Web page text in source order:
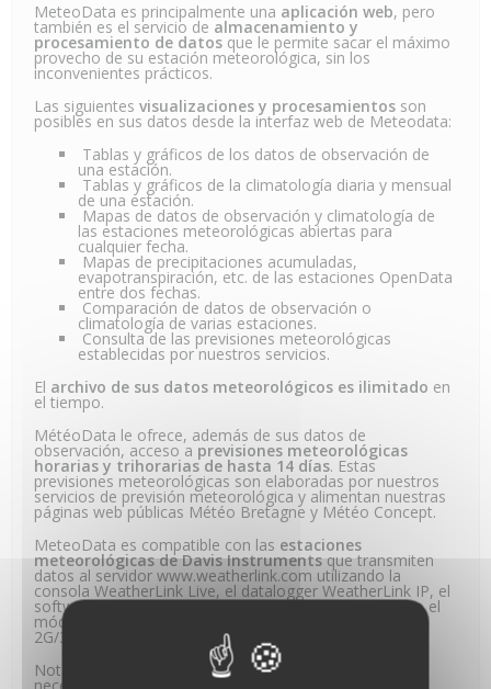
MeteoData es principalmente una aplicación web, pero
también es el servicio de almacenamiento y
procesamiento de datos que le permite sacar el máximo
provecho de su estación meteorológica, sin los
inconvenientes prácticos.
Las siguientes visualizaciones y procesamientos son
posibles en sus datos desde la interfaz web de Meteodata:
Tablas y gráficos de los datos de observación de
una estación.
Tablas y gráficos de la climatología diaria y mensual
de una estación.
Mapas de datos de observación y climatología de
las estaciones meteorológicas abiertas para
cualquier fecha.
Mapas de precipitaciones acumuladas,
evapotranspiración, etc. de las estaciones OpenData
entre dos fechas.
Comparación de datos de observación o
climatología de varias estaciones.
Consulta de las previsiones meteorológicas
establecidas por nuestros servicios.
El archivo de sus datos meteorológicos es ilimitado en
el tiempo.
MétéoData le ofrece, además de sus datos de
observación, acceso a previsiones meteorológicas
horarias y trihorarias de hasta 14 días. Estas
previsiones meteorológicas son elaboradas por nuestros
servicios de previsión meteorológica y alimentan nuestras
páginas web públicas Météo Bretagne y Météo Concept.
MeteoData es compatible con las estaciones
meteorológicas de Davis Instrumentsque transmiten
datos al servidor www.weatherlink.com utilizando la
consola WeatherLink Live, el datalogger WeatherLink IP, el
software WeatherLink para dataloggers USB o SERIE o el
módulo de transmisión independiente Vantage Connect
2G/3G.
Nota: Para los usuarios de weatherlink.com, no es